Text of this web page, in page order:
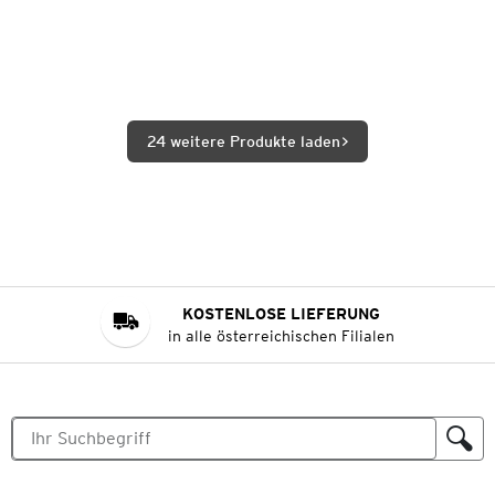
24 weitere Produkte laden
KOSTENLOSE LIEFERUNG
in alle österreichischen Filialen